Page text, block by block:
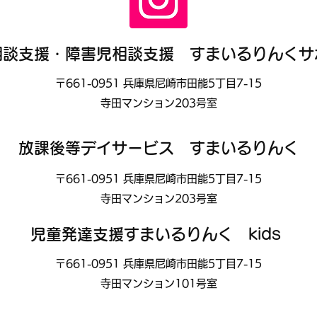
談支援・障害児相談支援 すまいるりんくサ
〒661-0951 兵庫県尼崎市田能5丁目7-15
寺田マンション203号室
放課後等デイサービス すまいるりんく
〒661-0951 兵庫県尼崎市田能5丁目7-15
寺田マンション203号室
児童発達支援すまいるりんく kids
〒661-0951 兵庫県尼崎市田能5丁目7-15
寺田マンション101号室